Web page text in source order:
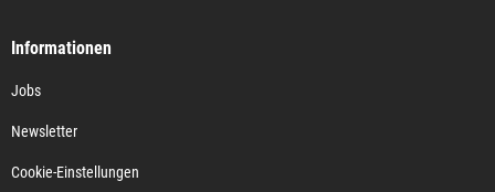
Informationen
Jobs
Newsletter
Cookie-Einstellungen